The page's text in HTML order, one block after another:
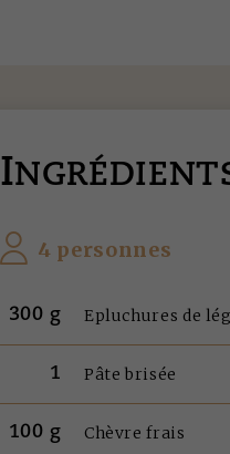
I
4 personnes
300 g Epluchures de
1 Pâte brisée
100 g Chèvre frais